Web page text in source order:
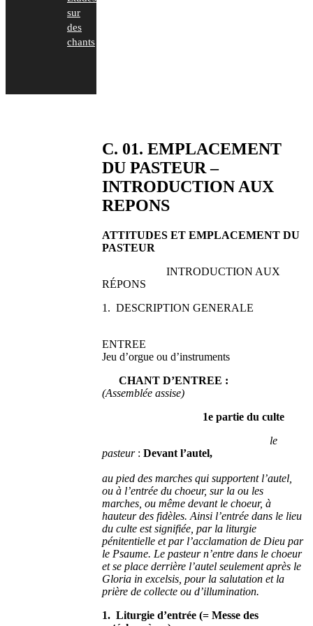
C. 01. EMPLACEMENT
DU PASTEUR –
INTRODUCTION AUX
REPONS
ATTITUDES ET EMPLACEMENT DU
PASTEUR
INTRODUCTION AUX
RÉPONS
1. DESCRIPTION GENERALE
ENTREE
Jeu d’orgue ou d’instruments
CHANT D’ENTREE :
(Assemblée assise)
1e partie du culte
le
pasteur:Devant l’autel,
au pied des marches qui supportent l’autel,
ou à l’entrée du choeur, sur la ou les
marches, ou même devant le choeur, à
hauteur des fidèles. Ainsi l’entrée dans le lieu
du culte est signifiée, par la liturgie
pénitentielle et par l’acclamation de Dieu par
le Psaume. Le pasteur n’entre dans le choeur
et se place derrière l’autel seulement après le
Gloria in excelsis, pour la salutation et la
prière de collecte ou d’illumination.
1. Liturgie d’entrée (= Messe des
sur
des
chants